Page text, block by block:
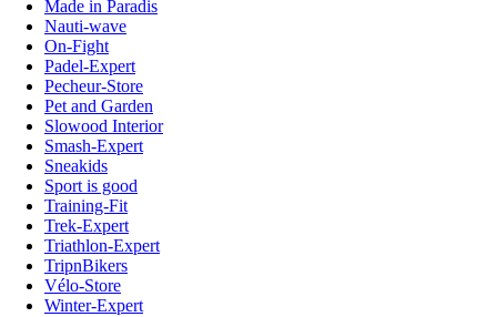
Made in Paradis
Nauti-wave
On-Fight
Padel-Expert
Pecheur-Store
Pet and Garden
Slowood Interior
Smash-Expert
Sneakids
Sport is good
Training-Fit
Trek-Expert
Triathlon-Expert
TripnBikers
Vélo-Store
Winter-Expert